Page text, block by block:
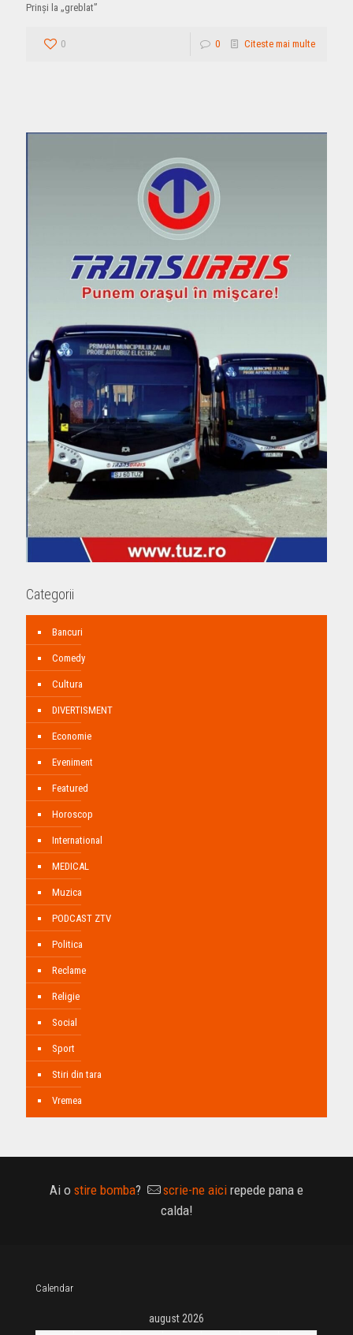
Prinși la „greblat”
0 0 Citeste mai multe
Categorii
Bancuri
Comedy
Cultura
DIVERTISMENT
Economie
Eveniment
Featured
Horoscop
International
MEDICAL
Muzica
PODCAST ZTV
Politica
Reclame
Religie
Social
Sport
Stiri din tara
Vremea
Ai o stire bomba? scrie-ne aici repede pana e
calda!
Calendar
august 2026